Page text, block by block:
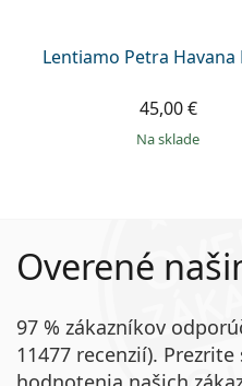
Lentiamo Petra Havana
45,00 €
na sklade
Overené
97 % zákazníkov
11477 recenzií).